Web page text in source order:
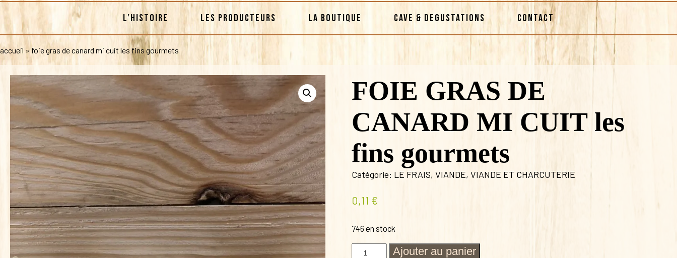
L’HISTOIRE LES PRODUCTEURS LA BOUTIQUE CAVE & DEGUSTATIONS CONTACT
accueil »foie gras de canard mi cuit les fins gourmets
FOIE GRAS DE
CANARD MI CUIT les
fins gourmets
Catégorie: LE FRAIS,VIANDE,VIANDE ET CHARCUTERIE
0,11 €
746 en stock
quantité
Ajouter au panier